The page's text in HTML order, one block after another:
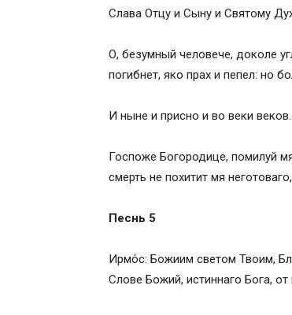
Слава Отцу и Сыну и Святому
О, безумный человече, доколе
погибнет, яко прах и пепел: но
И ныне и присно и во веки
Госпоже Богородице, помилуй
смерть не похитит мя
Песнь 5
Ирмо́с: Божиим светом Твоим,
Слове Божий, истиннаго Бога,